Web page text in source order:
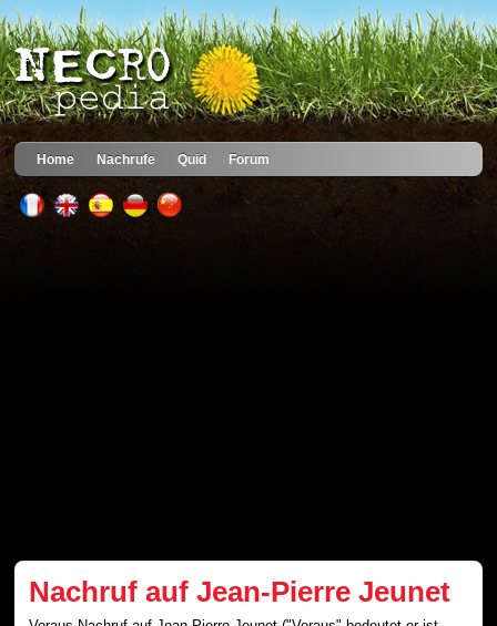
Home Nachrufe Quid Forum
Nachruf auf Jean-Pierre Jeunet